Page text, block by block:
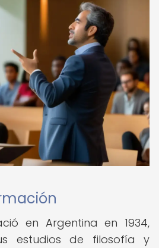
en Argentina en 1934,
estudios de filosofía y